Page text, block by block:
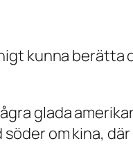
kunna berätta
glada
om kina, där